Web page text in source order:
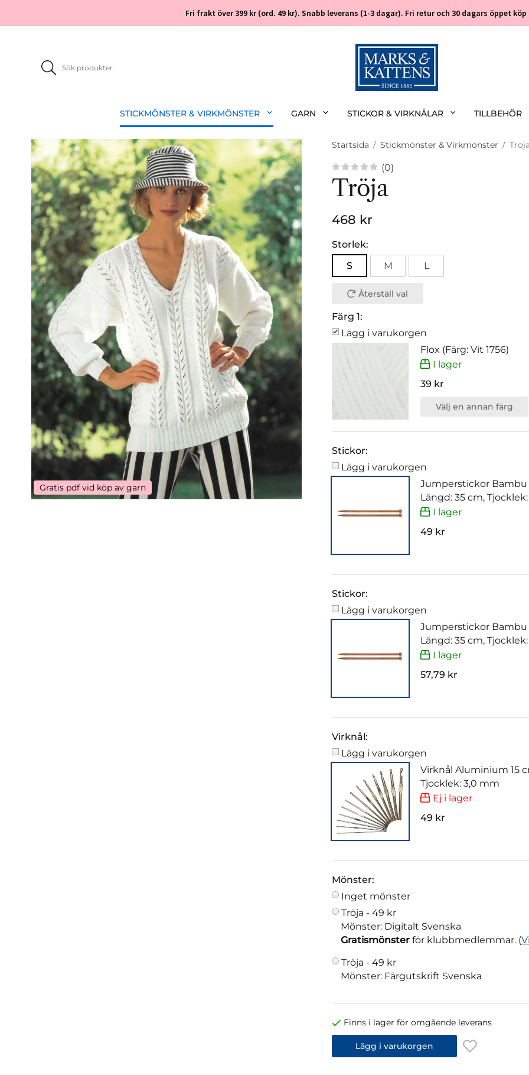
Fri frakt över 399 kr (ord. 49 kr). Snabb leverans (1-3 dagar). Fri retur och 30 dagars öppet
STICKMÖNSTER & VIRKMÖNSTER GARN STICKOR & VIRKNÅLAR TILLBEHÖR
Gratis pdf vid köp av garn
Startsida / Stickmönster & Virkmönster / Tröja
(0)
Tröja
468 kr
Storlek:
S
M L
Återställ val
Färg 1:
Lägg i varukorgen
Flox (Färg: Vit 1756)
I lager
39 kr
Välj en annan färg
Stickor:
Lägg i varukorgen
Jumperstickor Bambu
Längd: 35 cm,
I lager
49 kr
Stickor:
Lägg i varukorgen
Jumperstickor Bambu
Längd: 35 cm,
I lager
57,79 kr
Virknål:
Lägg i varukorgen
Virknål Aluminium 15
Tjocklek: 3,0 mm
Ej i lager
49 kr
Mönster:
Inget mönster
Tröja - 49 kr
Mönster: Digitalt Svenska
Gratismönster för klubbmedlemmar. (
Tröja - 49 kr
Mönster: Färgutskrift Svenska
Finns i lager för omgående leverans
Lägg i varukorgen